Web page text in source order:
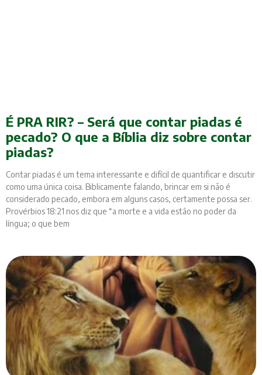
É PRA RIR? – Será que contar piadas é
pecado? O que a Bíblia diz sobre contar
piadas?
Contar piadas é um tema interessante e difícil de quantificar e discutir
como uma única coisa. Biblicamente falando, brincar em si não é
considerado pecado, embora em alguns casos, certamente possa ser.
Provérbios 18:21 nos diz que “a morte e a vida estão no poder da
língua; o que bem